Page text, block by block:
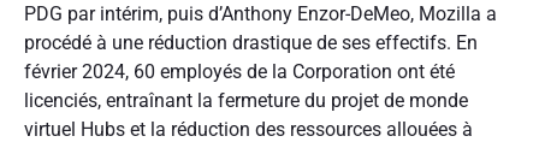
PDG par intérim, puis d’Anthony Enzor-DeMeo, Mozilla a
procédé à une réduction drastique de ses effectifs. En
février 2024, 60 employés de la Corporation ont été
licenciés, entraînant la fermeture du projet de monde
virtuel Hubs et la réduction des ressources allouées à